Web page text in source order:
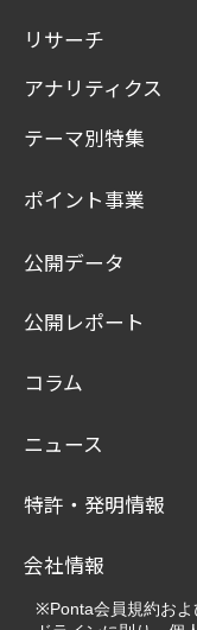
リサーチ
アナリティクス
テーマ別特集
ポイント事業
公開データ
公開レポート
コラム
ニュース
特許・発明情報
会社情報
※Ponta会員規約およ